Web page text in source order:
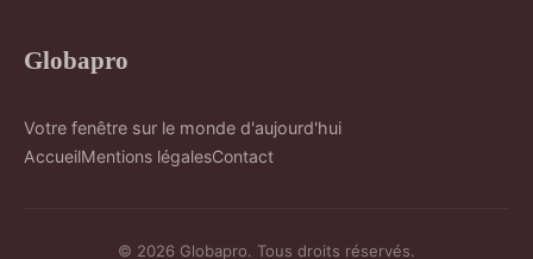
Globapro
Votre fenêtre sur le monde d'aujourd'hui
AccueilMentions légalesContact
© 2026 Globapro. Tous droits réservés.